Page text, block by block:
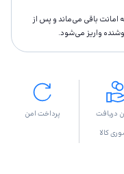
باقى مى‌ماند و پس از
واريز مى‌شود.
دریافت
کالا
پرداخت امن